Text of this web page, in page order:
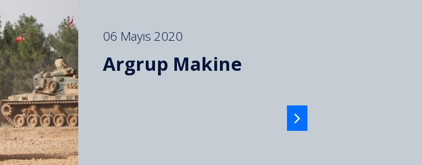
06 Mayıs 2020
Argrup Makine